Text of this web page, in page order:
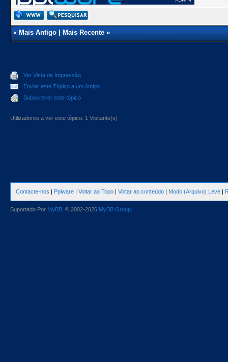
«Mais Antigo|Mais Recente»
Ver Vista de Impressão
Enviar este Tópico a um Amigo
Subscrever este tópico
Utilizadores a ver este tópico: 1 Visitante(s)
Contacte-nos | Pplware | Voltar ao Topo | Voltar ao conteúdo | Modo (Arquivo) Leve |
Suportado Por MyBB , © 2002-2026 MyBB Group